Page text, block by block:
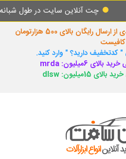
چت آنلاین سایت در طول شبانه روز
توجه مهم : حتما برای بهره مندی از ارسال رایگان بالای 500 هزارتومان
کافیست